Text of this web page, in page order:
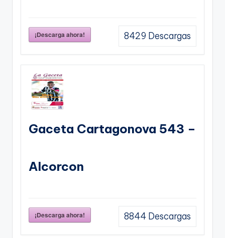
¡Descarga ahora! 8429 Descargas
Gaceta Cartagonova 543 –
Alcorcon
¡Descarga ahora! 8844 Descargas